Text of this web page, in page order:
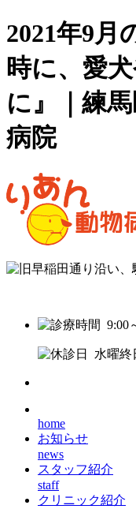
2021年9月
時に、愛
に』｜練
病院
9:00
水曜終
home
お知らせ
news
スタッフ紹介
staff
クリニック紹介